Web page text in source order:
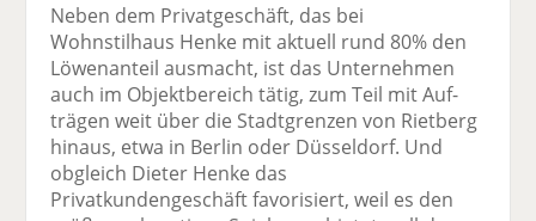
Neben dem Privatgeschäft, das bei
Wohnstilhaus Henke mit aktuell rund 80% den
Löwenanteil ausmacht, ist das Unternehmen
auch im Objektbereich tätig, zum Teil mit Auf­
trägen weit über die Stadtgrenzen von Rietberg
hinaus, etwa in Berlin oder Düsseldorf. Und
obgleich Dieter Henke das
Privatkundengeschäft favorisiert, weil es den